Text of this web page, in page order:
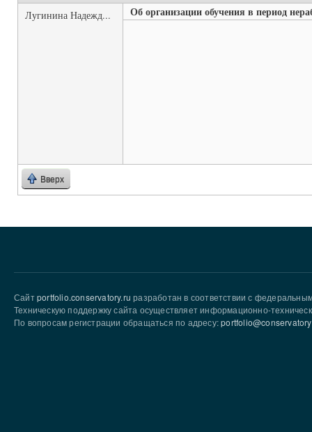
Лугинина Надежд... Об организации обучения в период
Вверх
Сайтportfolio.conservatory.ru разработан в соответствии с
Техническую поддержку сайта осуществляет информационно-
По вопросам регистрации обращаться по адресу: